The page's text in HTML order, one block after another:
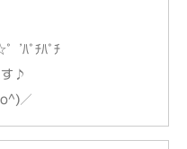
’ﾊﾟﾁﾊﾟﾁ
す♪
／